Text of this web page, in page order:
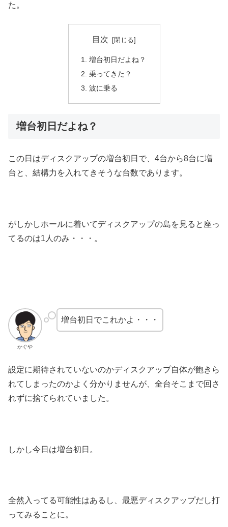
た。
目次
増台初日だよね？
乗ってきた？
波に乗る
増台初日だよね？
この日はディスクアップの増台初日で、4台から8台に増
台と、結構力を入れてきそうな台数であります。
がしかしホールに着いてディスクアップの島を見ると座っ
てるのは1人のみ・・・。
かぐや
増台初日でこれかよ・・・
設定に期待されていないのかディスクアップ自体が飽きら
れてしまったのかよく分かりませんが、全台そこまで回さ
れずに捨てられていました。
しかし今日は増台初日。
全然入ってる可能性はあるし、最悪ディスクアップだし打
ってみることに。